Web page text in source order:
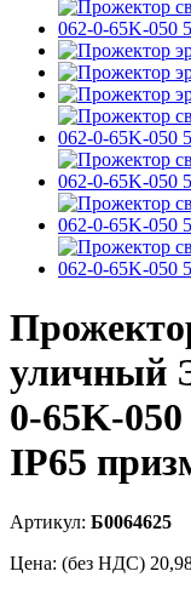
уличный
0-65K-
IP65
Артикул: Б0064625
Цена: (без НДС)